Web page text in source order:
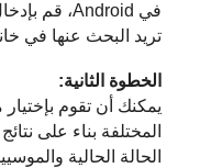
تريد البحث عنها في
الخطوة الثانية:
المختلفة بناء على
الحالة الحالية